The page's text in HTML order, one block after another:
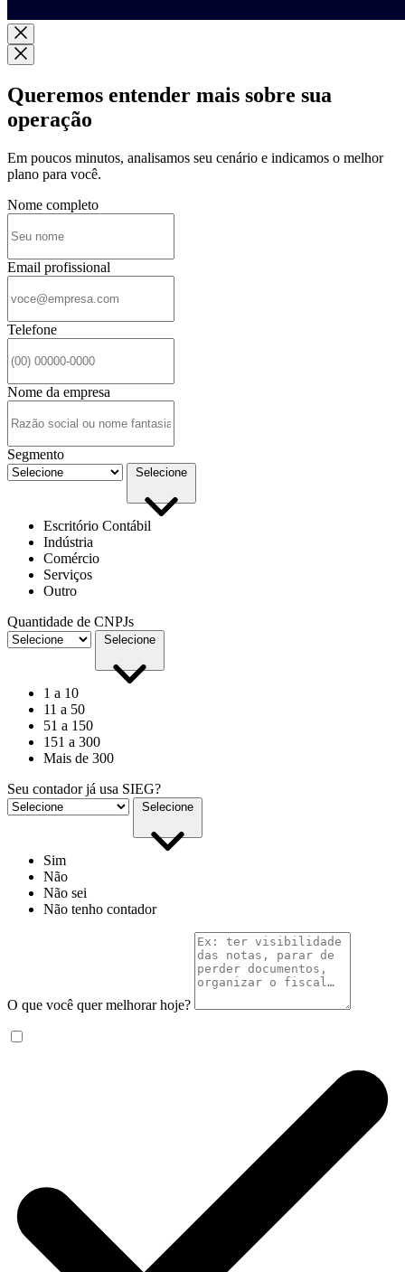
Queremos entender mais sobre sua
operação
Em poucos minutos, analisamos seu cenário e indicamos o melhor
plano para você.
Nome completo
Email profissional
Telefone
Nome da empresa
Segmento
Selecione
Escritório Contábil
Indústria
Comércio
Serviços
Outro
Quantidade de CNPJs
Selecione
1 a 10
11 a 50
51 a 150
151 a 300
Mais de 300
Seu contador já usa SIEG?
Selecione
Sim
Não
Não sei
Não tenho contador
O que você quer melhorar hoje?